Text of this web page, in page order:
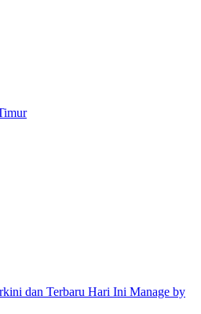
dan Terbaru Hari Ini Manage by